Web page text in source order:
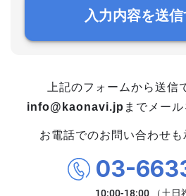
入力内容を送信
上記のフォームから送信
info@kaonavi.jp までメー
お電話でのお問い合わせも
03-